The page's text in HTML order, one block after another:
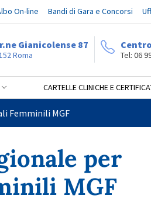
On-line Bandi di Gara e Concorsi
Gianicolense 87
Roma Tel: 06
CARTELLE CLINICHE E
Femminili MGF
per
MGF